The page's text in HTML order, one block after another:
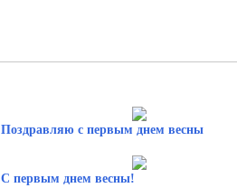
Поздравляю с первым днем весны
С первым днем весны!